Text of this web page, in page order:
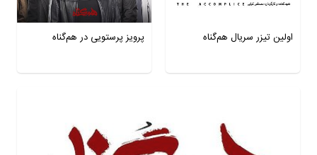
اولین تیزر سریال هم‌گناه پرویز پرستویی در هم‌گناه